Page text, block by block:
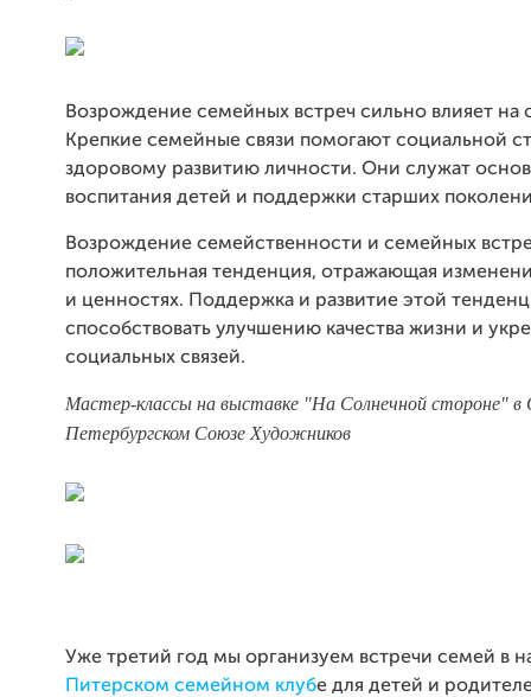
Возрождение семейных встреч сильно влияет на
Крепкие семейные связи помогают социальной
здоровому развитию личности. Они служат
воспитания детей и поддержки старших
Возрождение семейственности и семейных
положительная тенденция, отражающая
и ценностях. Поддержка и развитие этой
способствовать улучшению качества жизни и
социальных связей.
Мастер-классы на выставке "На Солнечной стороне" в
Петербургском Союзе Художников
Уже третий год мы организуем встречи семей в
Питерском семейном клубе для детей и